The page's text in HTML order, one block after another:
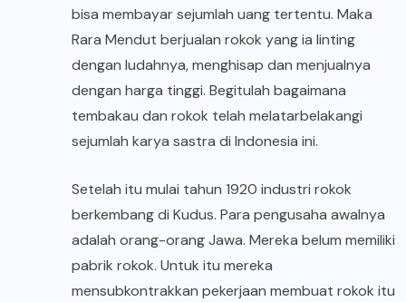
bisa membayar sejumlah uang tertentu. Maka
Rara Mendut berjualan rokok yang ia linting
dengan ludahnya, menghisap dan menjualnya
dengan harga tinggi. Begitulah bagaimana
tembakau dan rokok telah melatarbelakangi
sejumlah karya sastra di Indonesia ini.
Setelah itu mulai tahun 1920 industri rokok
berkembang di Kudus. Para pengusaha awalnya
adalah orang-orang Jawa. Mereka belum memiliki
pabrik rokok. Untuk itu mereka
mensubkontrakkan pekerjaan membuat rokok itu